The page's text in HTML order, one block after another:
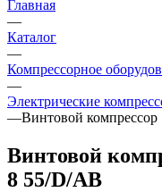
Главная
—
Каталог
—
Компрессорное
—
Электрические
—Винтовой
Винтовой
8 55/D/AB